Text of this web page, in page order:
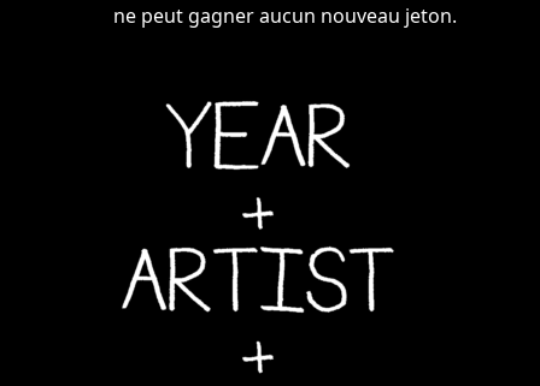
ne peut gagner aucun nouveau jeton.